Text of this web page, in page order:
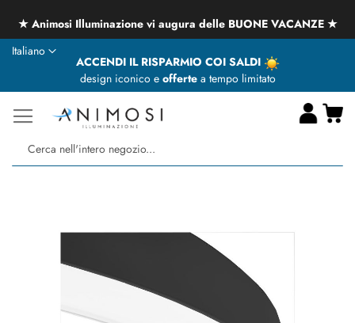
★ Animosi Illuminazione vi augura delle BUONE VACANZE ★
ACCENDI IL RISPARMIO COI SALDI
design iconico e offertea tempo limitato
Lingua
Italiano